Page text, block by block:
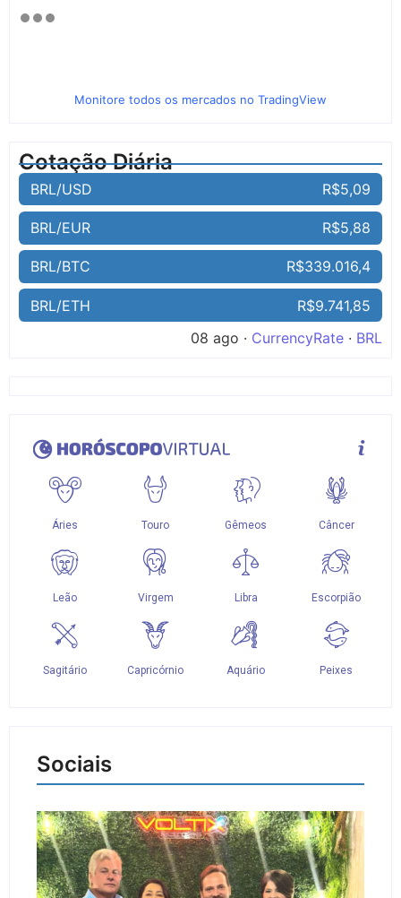
Monitore todos os mercados no TradingView
Cotação Diária
BRL/USD R$5,09
BRL/EUR R$5,88
BRL/BTC R$339.016,4
BRL/ETH
R$9.741,85
08 ago · CurrencyRate · BRL
Sociais